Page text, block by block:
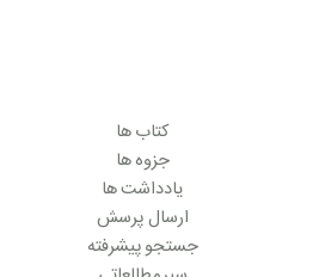
کتاب ها
جزوه ها
یادداشت ها
ارسال پرسش
جستجو پیشرفته